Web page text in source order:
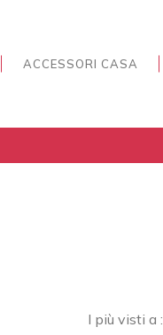
ACCESSORI CASA
I più visti a :